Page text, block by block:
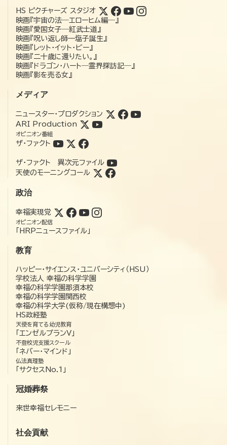
HS ピクチャーズ スタジオ
映画『宇宙の法―エローヒム編―』
映画『愛国女子―紅武士道』
映画『呪い返し師—塩子誕生』
映画『レット・イット・ビー』
映画『二十歳に還りたい。』
映画『ドラゴン・ハート―霊界探訪記―』
映画『影を売る女』
メディア
ニュースター・プロダクション
ARI Production
オピニオン番組
ザ・ファクト
ザ・ファクト 異次元ファイル
天使のモーニングコール
政治
幸福実現党
オピニオン配信
「HRPニュースファイル」
教育
ハッピー・サイエンス・ユニバーシティ（HSU）
学校法人 幸福の科学学園
幸福の科学学園那須本校
幸福の科学学園関西校
幸福の科学大学(仮称/現在構想中)
HS政経塾
天使を育てる幼児教育
「エンゼルプランV」
不登校児支援スクール
「ネバー・マインド」
仏法真理塾
「サクセスNo.1」
冠婚葬祭
来世幸福セレモニー
社会貢献